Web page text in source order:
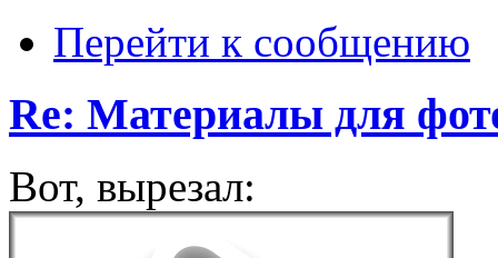
Перейти к сообщению
Re: Материалы для
Вот, вырезал: